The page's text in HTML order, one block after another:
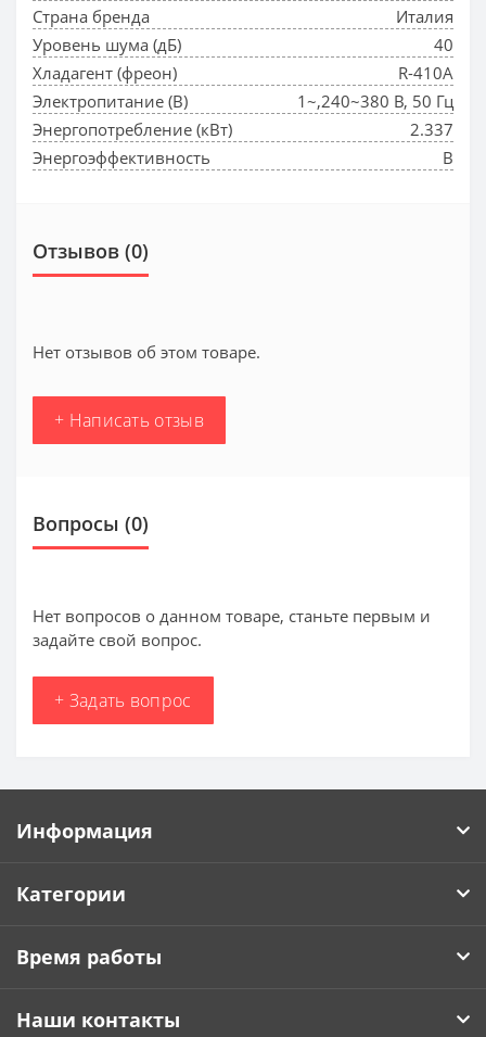
Страна бренда
Италия
Уровень шума (дБ)
40
Хладагент (фреон)
R-410A
Электропитание (В)
1~,240~380 В, 50 Гц
Энергопотребление (кВт)
2.337
Энергоэффективность
B
Отзывов (0)
Нет отзывов об этом товаре.
+ Написать отзыв
Вопросы (0)
Нет вопросов о данном товаре, станьте первым и
задайте свой вопрос.
+ Задать вопрос
Информация
Категории
Время работы
Наши контакты